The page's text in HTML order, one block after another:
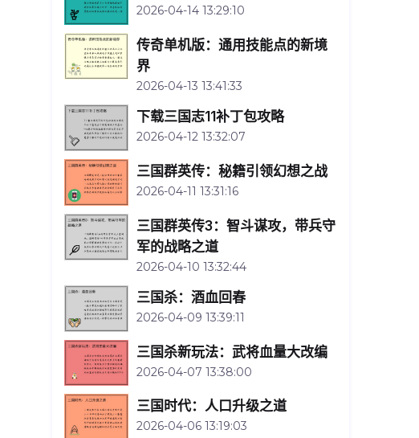
2026-04-14 13:29:10
传奇单机版：通用技能点的新境
界
2026-04-13 13:41:33
下载三国志11补丁包攻略
2026-04-12 13:32:07
三国群英传：秘籍引领幻想之战
2026-04-11 13:31:16
三国群英传3：智斗谋攻，带兵守
军的战略之道
2026-04-10 13:32:44
三国杀：酒血回春
2026-04-09 13:39:11
三国杀新玩法：武将血量大改编
2026-04-07 13:38:00
三国时代：人口升级之道
2026-04-06 13:19:03